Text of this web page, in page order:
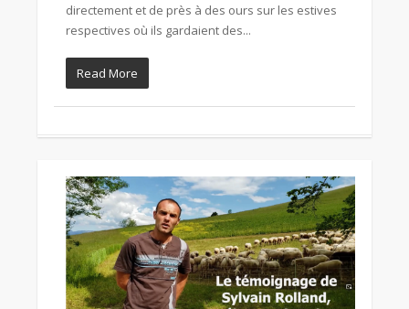
directement et de près à des ours sur les estives
respectives où ils gardaient des...
Read More